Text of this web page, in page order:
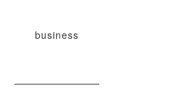
business